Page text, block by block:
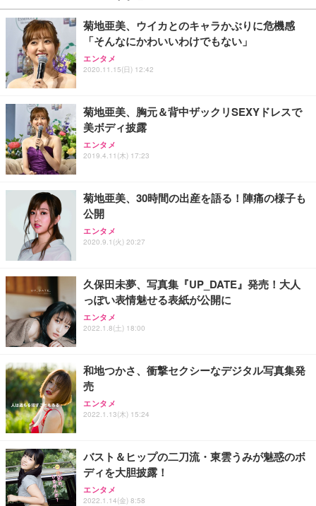
￥27,999
Sezlife オフィスチェア デスクチェア 疲れない テレ
ワーク チェア 強化バックレスト 30度ロッキング機
能 人間工学 椅子 腰サポート 90度跳ね上げ式アーム
ョン PCチェア 通気性メッシュ ゲーミング/勉強/事
務用 おしゃれ パソコンチェア (ブラック)
Sezlife オフィスチェア デスクチェア 疲れない テレ
ワーク チェア 強化バックレスト 30度ロッキング機
能 人間工学 椅子 腰サポート 90度跳ね上げ式アーム
務用 おしゃれ パソコンチェア (ホワイト)
ANDWINT オフィスチェア デスクチェア 肘なし メ
ッシュ 通気性 ランバーサポート付き 腰サポート ガ
ス圧無段階昇降 360度回転 キャスター付き コンパク
￥109,572
【純正品】27"ゲーミングモニター DualSense 充電
フック付き（CFI-ZDM1J）
【整備済み品】Dell E2724HS 27インチ 液晶モニタ
ー フルHD（1920×1080）VA 非光沢 HDMI/DisplayP
ort/VGA スピーカー内蔵 高さ調整 スイベル VESA対
【MiniLED/24.5inch/280Hz/FHD】GRAPHT THE S
HOOTER Gaming Monitor 24” Essential ゲーミン
グモニター QD 24.5インチ 1ms FHD 量子ドット 残
￥3,234
ネオ・ルーライフ ネオ・オムツ L 中型犬用 26枚入
り 単品
Smart Basic(スマートベーシック) 【Amazon.co.jp
限定】 Smart Basic アイリスオーヤマ ペットシーツ
超厚型 お徳用 ワイド 100枚入 (x 1) (ケース販売)
アイリスオーヤマ ペットシーツ 超厚型 お徳用 レギ
ュラー 200枚入【Amazon.co.jp限定】
菊地亜美、ウイカとのキャラかぶりに危機感
「そんなにかわいいわけでもない」
エンタメ
2020.11.15(日) 12:42
菊地亜美、胸元＆背中ザックリSEXYドレスで
美ボディ披露
エンタメ
2019.4.11(木) 17:23
菊地亜美、30時間の出産を語る！陣痛の様子も
公開
エンタメ
2020.9.1(火) 20:27
久保田未夢、写真集『UP_DATE』発売！大人
っぽい表情魅せる表紙が公開に
エンタメ
2022.1.8(土) 18:00
和地つかさ、衝撃セクシーなデジタル写真集発
売
エンタメ
2022.1.13(木) 15:24
バスト＆ヒップの二刀流・東雲うみが魅惑のボ
ディを大胆披露！
エンタメ
2022.1.14(金) 8:58